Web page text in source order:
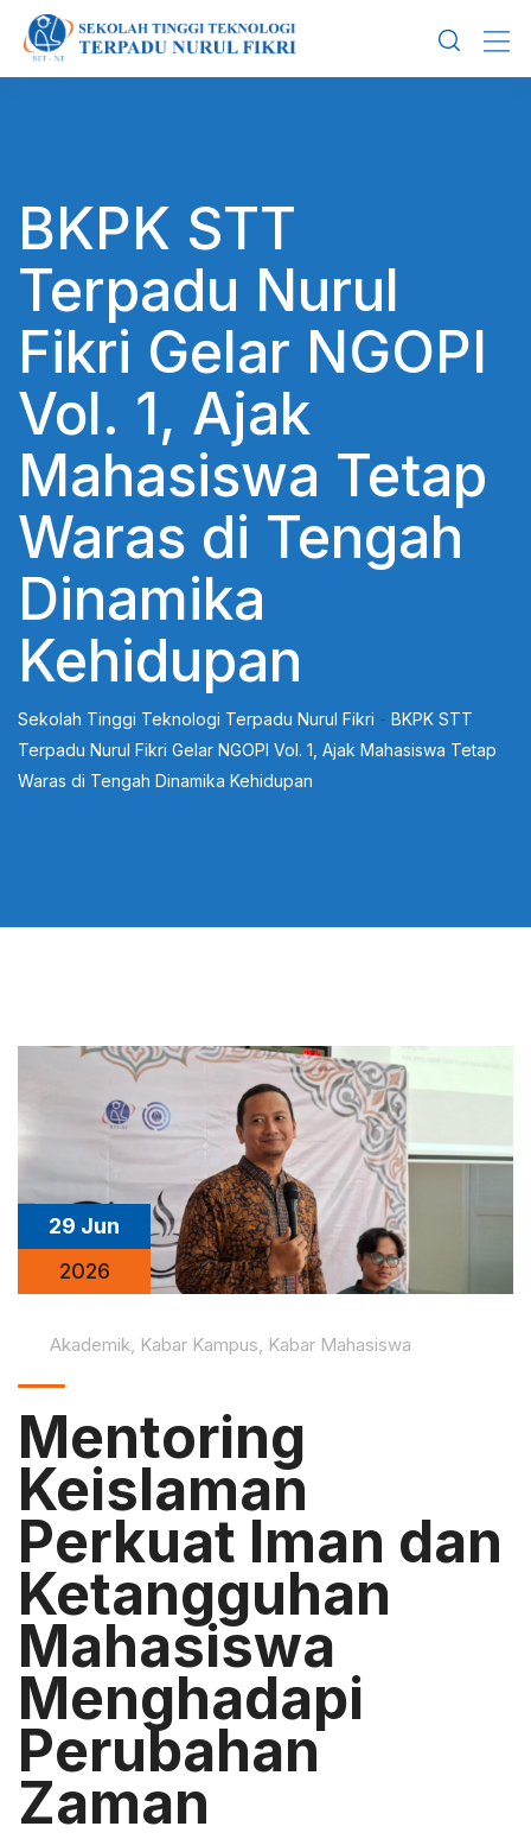
content
BKPK STT
Terpadu Nurul
Fikri Gelar NGOPI
Vol. 1, Ajak
Mahasiswa Tetap
Waras di Tengah
Dinamika
Kehidupan
Sekolah Tinggi Teknologi Terpadu Nurul Fikri - BKPK STT
Terpadu Nurul Fikri Gelar NGOPI Vol. 1, Ajak Mahasiswa Tetap
Waras di Tengah Dinamika Kehidupan
29 Jun
2026
Akademik, Kabar Kampus, Kabar Mahasiswa
Mentoring
Keislaman
Perkuat Iman dan
Ketangguhan
Mahasiswa
Menghadapi
Perubahan
Zaman